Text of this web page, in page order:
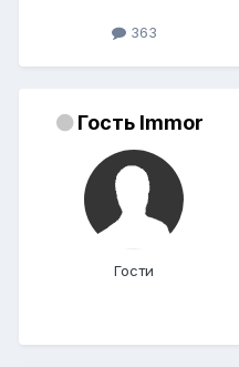
363
Гость Immor
Гости